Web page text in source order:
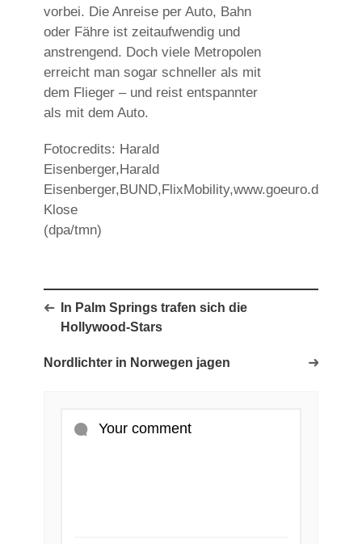
vorbei. Die Anreise per Auto, Bahn
oder Fähre ist zeitaufwendig und
anstrengend. Doch viele Metropolen
erreicht man sogar schneller als mit
dem Flieger – und reist entspannter
als mit dem Auto.
Fotocredits: Harald
Eisenberger,Harald
Klose
(dpa/tmn)
In Palm Springs trafen sich die
Hollywood-Stars
Nordlichter in Norwegen jagen